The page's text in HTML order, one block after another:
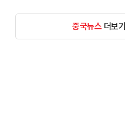
중국뉴스더보기